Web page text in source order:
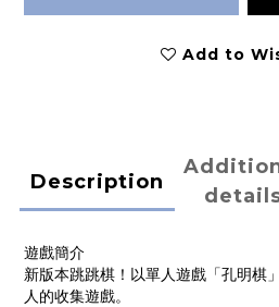
Add to
Description
遊戲簡介
新版本跳跳棋！以單人遊戲「孔明棋
人的收集遊戲。